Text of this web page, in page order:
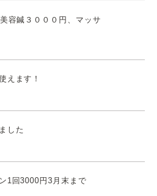
容鍼３０００円、マッサ
えます！
した
1回3000円3月末まで